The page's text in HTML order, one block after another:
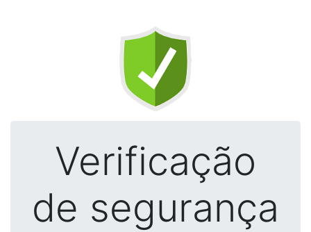
Verificação
de segurança